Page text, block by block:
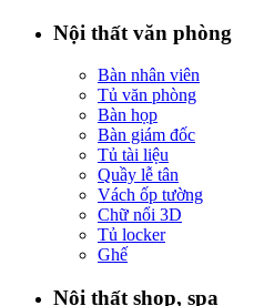
Nội thất văn phòng
Bàn nhân viên
Tủ văn phòng
Bàn họp
Bàn giám đốc
Tủ tài liệu
Quầy lễ tân
Vách ốp tường
Chữ nổi 3D
Tủ locker
Ghế
Nội thất shop, spa